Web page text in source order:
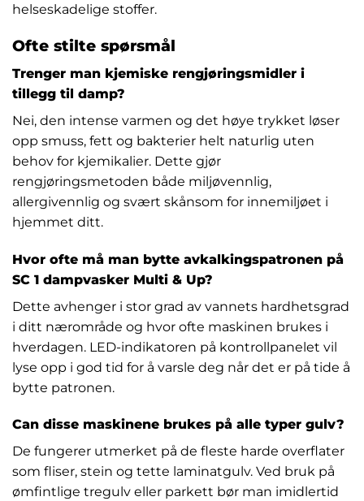
helseskadelige stoffer.
Ofte stilte spørsmål
Trenger man kjemiske rengjøringsmidler i
tillegg til damp?
Nei, den intense varmen og det høye trykket løser
opp smuss, fett og bakterier helt naturlig uten
behov for kjemikalier. Dette gjør
rengjøringsmetoden både miljøvennlig,
allergivennlig og svært skånsom for innemiljøet i
hjemmet ditt.
Hvor ofte må man bytte avkalkingspatronen på
SC 1 dampvasker Multi & Up?
Dette avhenger i stor grad av vannets hardhetsgrad
i ditt nærområde og hvor ofte maskinen brukes i
hverdagen. LED-indikatoren på kontrollpanelet vil
lyse opp i god tid for å varsle deg når det er på tide å
bytte patronen.
Can disse maskinene brukes på alle typer gulv?
De fungerer utmerket på de fleste harde overflater
som fliser, stein og tette laminatgulv. Ved bruk på
ømfintlige tregulv eller parkett bør man imidlertid